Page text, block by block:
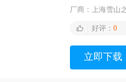
厂商：
上海雪山
好评： 0
立即下载